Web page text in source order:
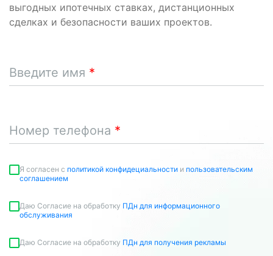
выгодных ипотечных ставках, дистанционных
сделках и безопасности ваших проектов.
Введите имя
Номер телефона
Я согласен c политикой конфидециальности и пользовательским
соглашением
Даю Согласие на обработку ПДн для информационного
обслуживания
Даю Согласие на обработку ПДн для получения рекламы